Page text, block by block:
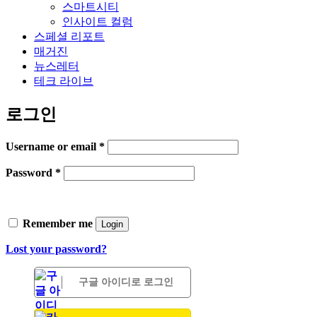
스마트시티
인사이트 컬럼
스페셜 리포트
매거진
뉴스레터
테크 라이브
로그인
Username or email *
Password *
Remember me Login
Lost your password?
구글 아이디로 로그인